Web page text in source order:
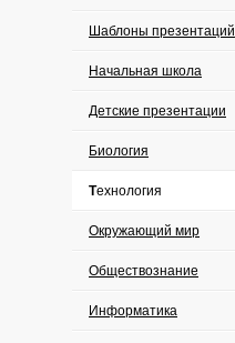
Шаблоны презентаций
Начальная школа
Детские презентации
Биология
Технология
Окружающий мир
Обществознание
Информатика